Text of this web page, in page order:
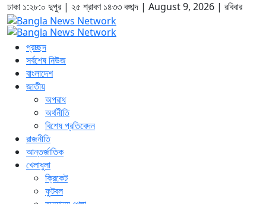
ঢাকা ১:২৮:১ দুপুর| ২৫ শ্রাবণ ১৪৩৩ বঙ্গাব্দ | August 9, 2026| রবিবার
প্রচ্ছদ
সর্বশেষ নিউজ
বাংলাদেশ
জাতীয়
অপরাধ
অর্থনীতি
বিশেষ প্রতিবেদন
রাজনীতি
আন্তর্জাতিক
খেলাধুলা
ক্রিকেট
ফুটবল